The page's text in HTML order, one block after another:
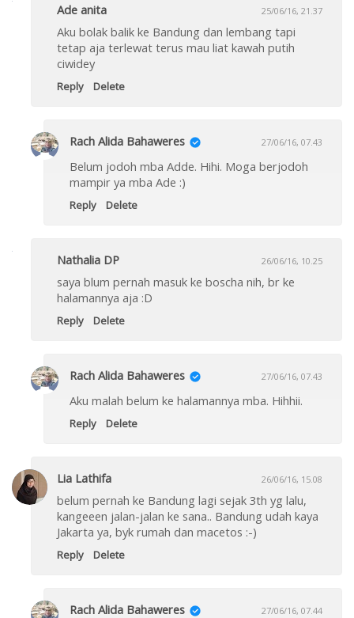
Ade anita 25/06/16, 21.37
Aku bolak balik ke Bandung dan lembang tapi
tetap aja terlewat terus mau liat kawah putih
ciwidey
Reply Delete
Rach Alida Bahaweres 27/06/16, 07.43
Belum jodoh mba Adde. Hihi. Moga berjodoh
mampir ya mba Ade :)
Reply Delete
Nathalia DP 26/06/16, 10.25
saya blum pernah masuk ke boscha nih, br ke
halamannya aja :D
Reply Delete
Rach Alida Bahaweres 27/06/16, 07.43
Aku malah belum ke halamannya mba. Hihhii.
Reply Delete
Lia Lathifa 26/06/16, 15.08
belum pernah ke Bandung lagi sejak 3th yg lalu,
kangeeen jalan-jalan ke sana.. Bandung udah kaya
Jakarta ya, byk rumah dan macetos :-)
Reply Delete
Rach Alida Bahaweres 27/06/16, 07.44